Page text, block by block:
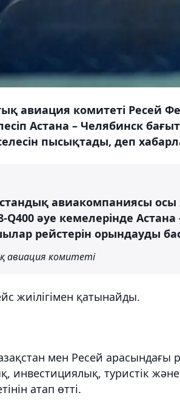
авиация комитеті Ресей
Астана – Челябинск
пысықтады, деп
авиакомпаниясы
Q400 әуе кемелерінде
рейстерін орындауды
комитеті
жиілігімен қатынайды.
мен Ресей арасындағы
инвестициялық, туристік
атап өтті.